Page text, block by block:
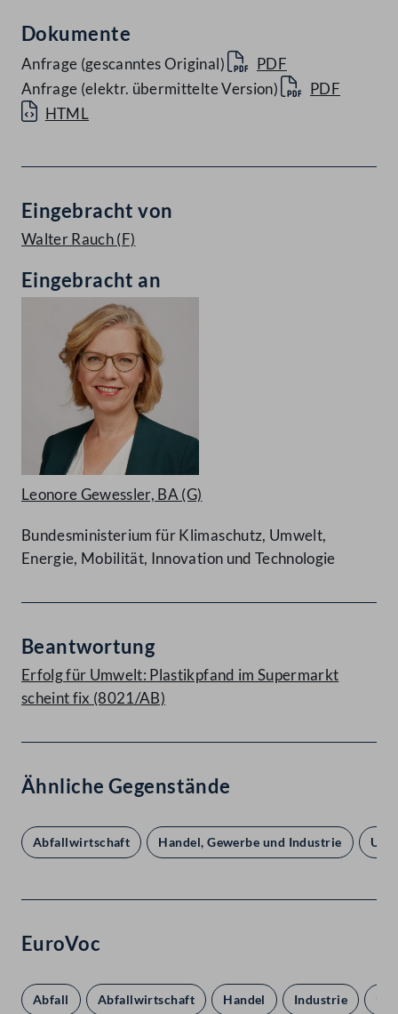
Dokumente
Anfrage (gescanntes Original)
PDF
Anfrage (elektr. übermittelte Version)
PDF
HTML
Eingebracht von
Walter Rauch(F)
Eingebracht an
Leonore Gewessler, BA (G)
Bundesministerium für Klimaschutz, Umwelt,
Energie, Mobilität, Innovation und Technologie
Beantwortung
Erfolg für Umwelt: Plastikpfand im Supermarkt
scheint fix (8021/AB)
Ähnliche Gegenstände
Abfallwirtschaft Handel, Gewerbe und Industrie
EuroVoc
Abfall Abfallwirtschaft Handel Industrie